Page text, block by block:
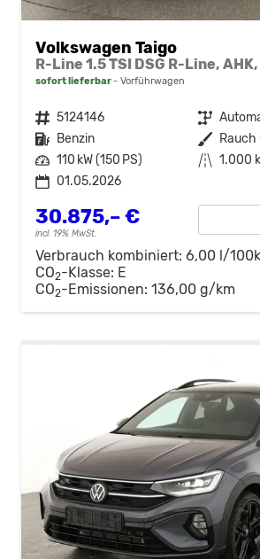
Volkswagen Taigo
sofort lieferbar Vorführwagen
Fahrzeugnr. 5124146 Getriebe
Kraftstoff Benzin Außenfarbe Rauch
Leistung 110 kW (150 PS) Kilometerstand 1.000
01.05.2026
30.875,– €
incl. 19% MwSt.
Verbrauch kombiniert: 6,00 l/
CO2-Klasse: E
CO2-Emissionen: 136,00 g/km